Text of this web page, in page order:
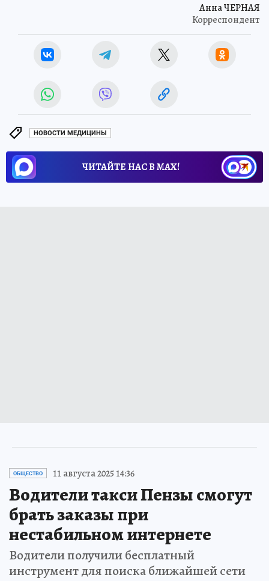
Анна ЧЕРНАЯ
Корреспондент
НОВОСТИ МЕДИЦИНЫ
ЧИТАЙТЕ НАС В МАХ!
ОБЩЕСТВО 11 августа 2025 14:36
Водители такси Пензы смогут
брать заказы при
нестабильном интернете
Водители получили бесплатный
инструмент для поиска ближайшей сети